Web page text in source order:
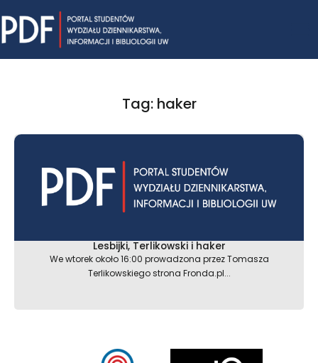
to
content
Tag: haker
Lesbijki, Terlikowski i haker
We wtorek około 16:00 prowadzona przez Tomasza
Terlikowskiego strona Fronda.pl...